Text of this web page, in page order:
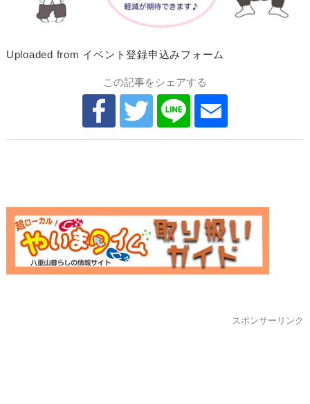
Uploaded from イベント登録申込みフォーム
この記事をシェアする
スポンサーリンク